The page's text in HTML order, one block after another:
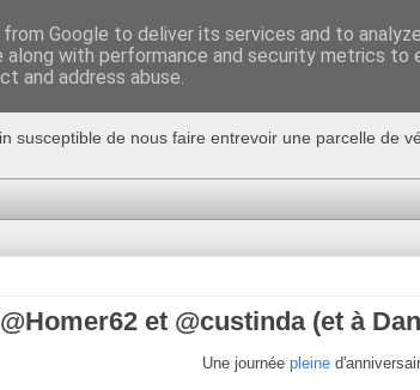
susceptible de nous faire entrevoir une parcelle de
et @custinda (et à
Une journée pleine
Google to deliver its services and to
along with performance and security metrics to
and address abuse.